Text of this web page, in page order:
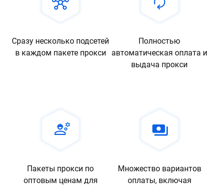
Сразу несколько подсетей
в каждом пакете прокси
Полностью
автоматическая оплата и
выдача прокси
Пакеты прокси по
оптовым ценам для
Множество вариантов
оплаты, включая